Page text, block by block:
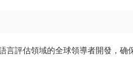
言評估領域的全球領導者開發，确